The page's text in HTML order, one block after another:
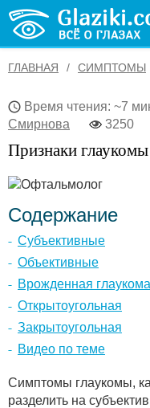
ГЛАВНАЯ СИМПТОМЫ
Время чтения: ~7
Смирнова
3250
Признаки глаукомы
Содержание
Субъективные
Объективные
Врожденная глаукома
Открытоугольная
Закрытоугольная
Видео по теме
Симптомы глаукомы,
разделить на